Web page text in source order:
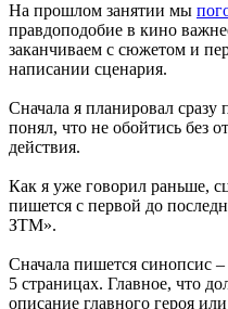
На прошлом занятии мы
правдоподобие в кино
заканчиваем c сюжетом и
написании сценария.
Сначала я планировал
понял, что не обойтись без
действия.
Как я уже говорил раньше,
пишется с первой до
ЗТМ».
Сначала пишется синопсис
5 страницах. Главное, что
описание главного героя